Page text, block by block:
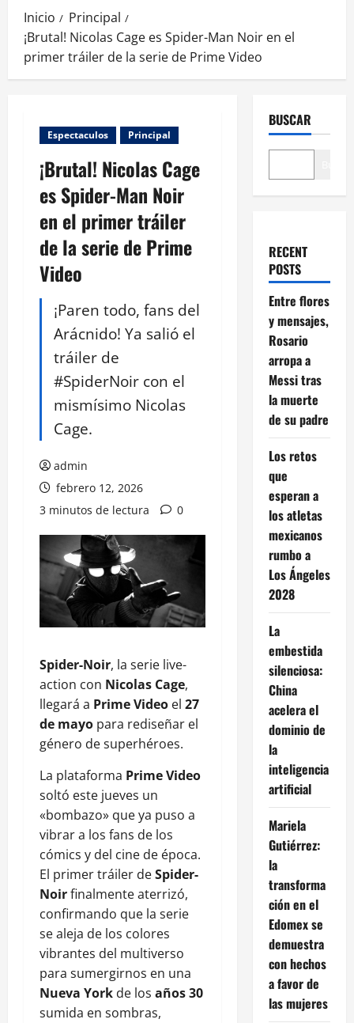
Inicio
Principal
¡Brutal! Nicolas Cage es Spider-Man Noir en el
primer tráiler de la serie de Prime Video
Espectaculos Principal
¡Brutal! Nicolas Cage
es Spider-Man Noir
en el primer tráiler
de la serie de Prime
Video
¡Paren todo, fans del
Arácnido! Ya salió el
tráiler de
#SpiderNoir con el
mismísimo Nicolas
Cage.
admin
febrero 12, 2026
3 minutos de lectura
0
Spider-Noir, la serie live-
action con Nicolas Cage,
llegará a Prime Video el 27
de mayo para rediseñar el
género de superhéroes.
La plataforma Prime Video
soltó este jueves un
«bombazo» que ya puso a
vibrar a los fans de los
cómics y del cine de época.
El primer tráiler deSpider-
Noirfinalmente aterrizó,
confirmando que la serie
se aleja de los colores
vibrantes del multiverso
para sumergirnos en una
Nueva York de los años 30
sumida en sombras,
BUSCAR
RECENT
POSTS
Entre flores
y mensajes,
Rosario
arropa a
Messi tras
la muerte
de su padre
Los retos
que
esperan a
los atletas
mexicanos
rumbo a
Los Ángeles
2028
La
embestida
silenciosa:
China
acelera el
dominio de
la
inteligencia
artificial
Mariela
Gutiérrez:
la
transforma
ción en el
Edomex se
demuestra
con hechos
a favor de
las mujeres